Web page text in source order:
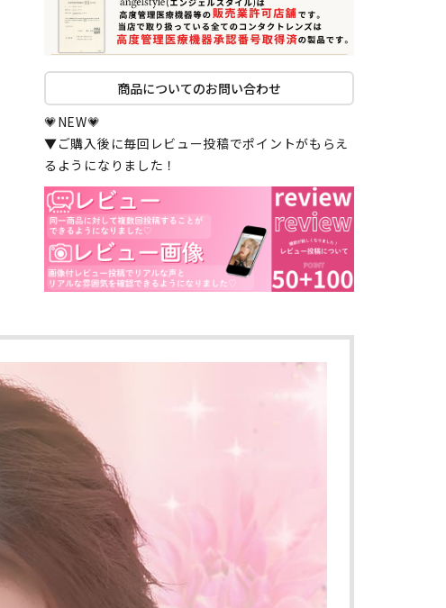
商品についてのお問い合わせ
💗NEW💗
▼ご購入後に毎回レビュー投稿でポイントがもらえ
るようになりました！